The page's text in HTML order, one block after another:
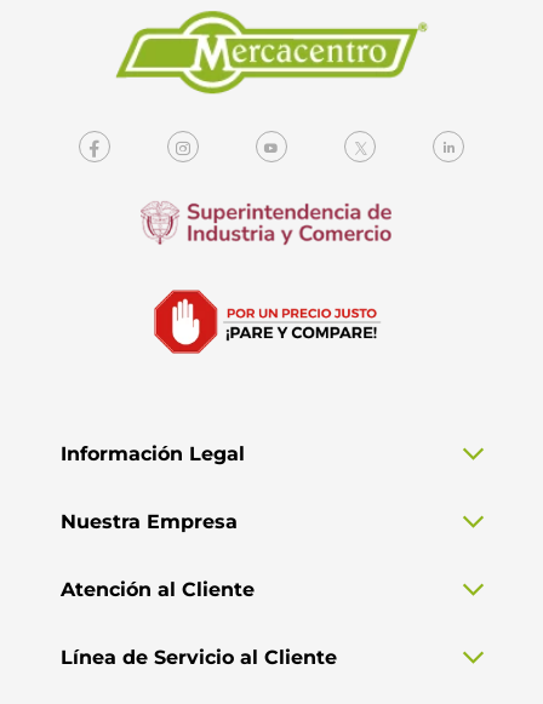
Información Legal
Nuestra Empresa
Atención al Cliente
Línea de Servicio al Cliente